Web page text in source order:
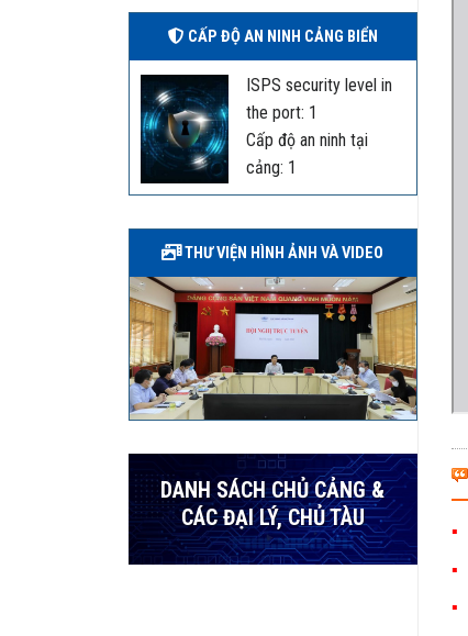
CẤP ĐỘ AN NINH CẢNG BIỂN
ISPS security level in
the port: 1
Cấp độ an ninh tại
cảng: 1
THƯ VIỆN HÌNH ẢNH VÀ VIDEO
DANH SÁCH CHỦ CẢNG &
CÁC ĐẠI LÝ, CHỦ TÀU